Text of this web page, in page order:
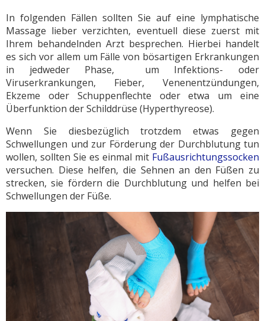
In folgenden Fällen sollten Sie auf eine lymphatische
Massage lieber verzichten, eventuell diese zuerst mit
Ihrem behandelnden Arzt besprechen. Hierbei handelt
es sich vor allem um Fälle von bösartigen Erkrankungen
in jedweder Phase, um Infektions- oder
Viruserkrankungen, Fieber, Venenentzündungen,
Ekzeme oder Schuppenflechte oder etwa um eine
Überfunktion der Schilddrüse (Hyperthyreose).
Wenn Sie diesbezüglich trotzdem etwas gegen
Schwellungen und zur Förderung der Durchblutung tun
wollen, sollten Sie es einmal mit Fußausrichtungssocken
versuchen. Diese helfen, die Sehnen an den Füßen zu
strecken, sie fördern die Durchblutung und helfen bei
Schwellungen der Füße.